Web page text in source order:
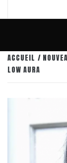
ACCUEIL
LOW AURA